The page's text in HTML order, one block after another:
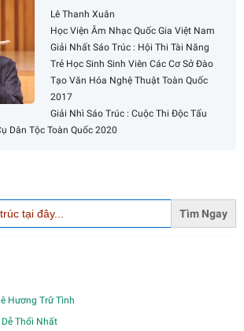
Lê Thanh Xuân
Học Viện Âm Nhạc Quốc Gia Việt Nam
Giải Nhất Sáo Trúc : Hội Thi Tài Năng
Trẻ Học Sinh Sinh Viên Các Cơ Sở Đào
Tạo Văn Hóa Nghệ Thuật Toàn Quốc
2017
Giải Nhì Sáo Trúc : Cuộc Thi Độc Tấu
Dân Tộc Toàn Quốc 2020
Hương Trữ Tình
Thổi Nhất